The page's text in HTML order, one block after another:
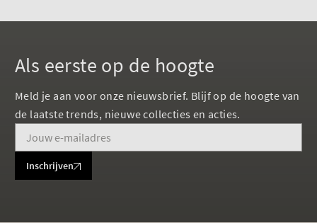
Als eerste op de hoogte
Meld je aan voor onze nieuwsbrief. Blijf op de hoogte van
de laatste trends, nieuwe collecties en acties.
Inschrijven